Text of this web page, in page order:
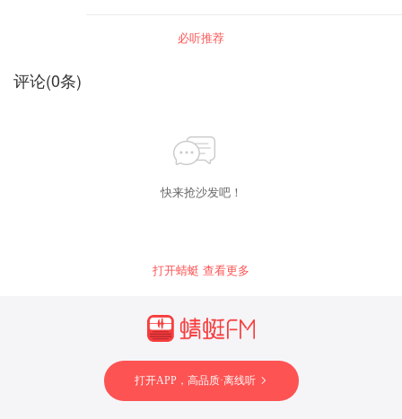
必听推荐
评论(0条)
快来抢沙发吧！
打开蜻蜓 查看更多
打开APP，高品质·离线听